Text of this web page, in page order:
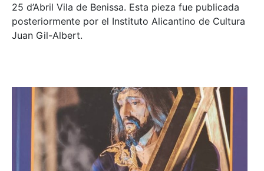
25 d’Abril Vila de Benissa. Esta pieza fue publicada
posteriormente por el Instituto Alicantino de Cultura
Juan Gil-Albert.